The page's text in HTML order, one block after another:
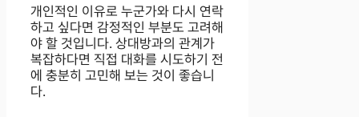
개인적인 이유로 누군가와 다시 연락
하고 싶다면 감정적인 부분도 고려해
야 할 것입니다. 상대방과의 관계가
복잡하다면 직접 대화를 시도하기 전
에 충분히 고민해 보는 것이 좋습니
다.